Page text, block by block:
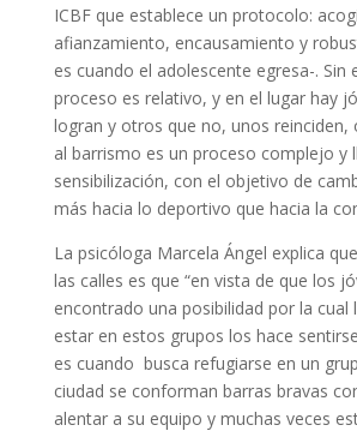
ICBF que establece un protocolo:
afianzamiento, encausamiento y
es cuando el adolescente egresa-. Sin
proceso es relativo, y en el lugar hay
logran y otros que no, unos reinciden,
al barrismo es un proceso complejo y
sensibilización, con el objetivo de
más hacia lo deportivo que hacia la
La psicóloga Marcela Ángel explica
las calles es que “en vista de que los
encontrado una posibilidad por la cual
estar en estos grupos los hace
es cuando busca refugiarse en un
ciudad se conforman barras bravas
alentar a su equipo y muchas veces